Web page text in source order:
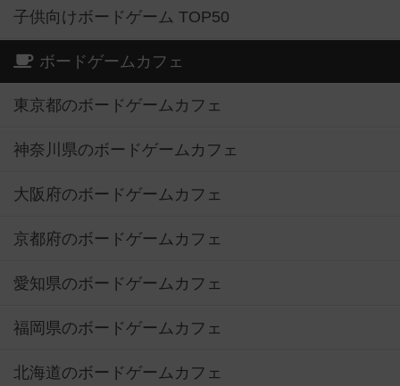
子供向けボードゲーム TOP50
ボードゲームカフェ
東京都のボードゲームカフェ
神奈川県のボードゲームカフェ
大阪府のボードゲームカフェ
京都府のボードゲームカフェ
愛知県のボードゲームカフェ
福岡県のボードゲームカフェ
北海道のボードゲームカフェ